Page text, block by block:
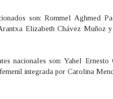
son: Rommel Aghmed
Elizabeth Chávez Muñoz
nacionales son: Yahel
integrada por Carolina